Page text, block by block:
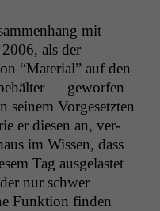
mit
als der
“Mate­r­i­al” auf den
— gewor­fen
seinem Vorge­set­zten
er diesen an, ver­
im Wis­sen, dass
Tag aus­ge­lastet
nur schw­er
Funk­tion find­en